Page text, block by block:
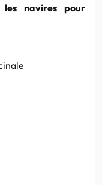
navires pour